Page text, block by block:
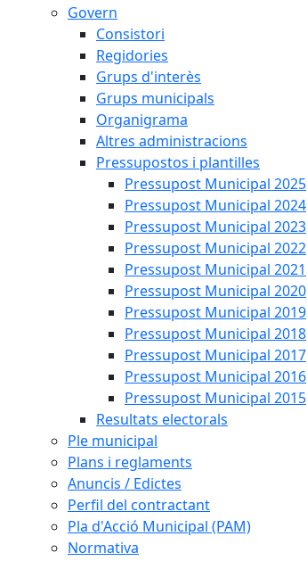
Govern
Consistori
Regidories
Grups d'interès
Grups municipals
Organigrama
Altres administracions
Pressupostos i plantilles
Pressupost Municipal 2025
Pressupost Municipal 2024
Pressupost Municipal 2023
Pressupost Municipal 2022
Pressupost Municipal 2021
Pressupost Municipal 2020
Pressupost Municipal 2019
Pressupost Municipal 2018
Pressupost Municipal 2017
Pressupost Municipal 2016
Pressupost Municipal 2015
Resultats electorals
Ple municipal
Plans i reglaments
Anuncis / Edictes
Perfil del contractant
Pla d'Acció Municipal (PAM)
Normativa